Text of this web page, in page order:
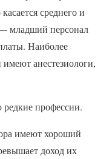
среднего и
младший персонал
Наиболее
анестезиологи,
профессии.
имеют хороший
доход их